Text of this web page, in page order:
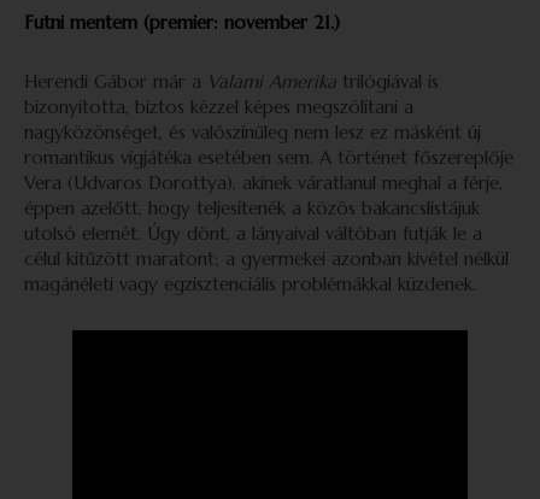
Futni mentem (premier: november 21.)
Herendi Gábor már a Valami Amerika trilógiával is
bizonyította, biztos kézzel képes megszólítani a
nagyközönséget, és valószínűleg nem lesz ez másként új
romantikus vígjátéka esetében sem. A történet főszereplője
Vera (Udvaros Dorottya), akinek váratlanul meghal a férje,
éppen azelőtt, hogy teljesítenék a közös bakancslistájuk
utolsó elemét. Úgy dönt, a lányaival váltóban futják le a
célul kitűzött maratont; a gyermekei azonban kivétel nélkül
magánéleti vagy egzisztenciális problémákkal küzdenek.